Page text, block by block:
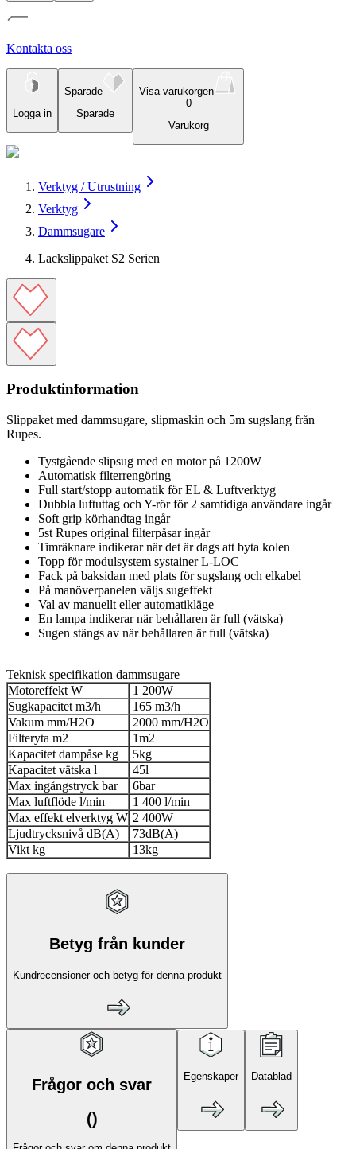
Kontakta oss
Logga in
Sparade
Sparade
Visa varukorgen
0
Varukorg
Verktyg / Utrustning
Verktyg
Dammsugare
Lackslippaket S2 Serien
Produktinformation
Slippaket med dammsugare, slipmaskin och 5m sugslang från
Rupes.
Tystgående slipsug med en motor på 1200W
Automatisk filterrengöring
Full start/stopp automatik för EL & Luftverktyg
Dubbla luftuttag och Y-rör för 2 samtidiga användare ingår
Soft grip körhandtag ingår
5st Rupes original filterpåsar ingår
Timräknare indikerar när det är dags att byta kolen
Topp för modulsystem systainer L-LOC
Fack på baksidan med plats för sugslang och elkabel
På manöverpanelen väljs sugeffekt
Val av manuellt eller automatikläge
En lampa indikerar när behållaren är full (vätska)
Sugen stängs av när behållaren är full (vätska)
Teknisk specifikation dammsugare
Motoreffekt W
1 200W
Sugkapacitet m3/h
165 m3/h
Vakum mm/H2O
2000 mm/H2O
Filteryta m2
1m2
Kapacitet dampåse kg
5kg
Kapacitet vätska l
45l
Max ingångstryck bar
6bar
Max luftflöde l/min
1 400 l/min
Max effekt elverktyg W 2 400W
Ljudtrycksnivå dB(A)
73dB(A)
Vikt kg
13kg
Betyg från kunder
Kundrecensioner och betyg för denna produkt
Frågor och svar
()
Egenskaper Datablad